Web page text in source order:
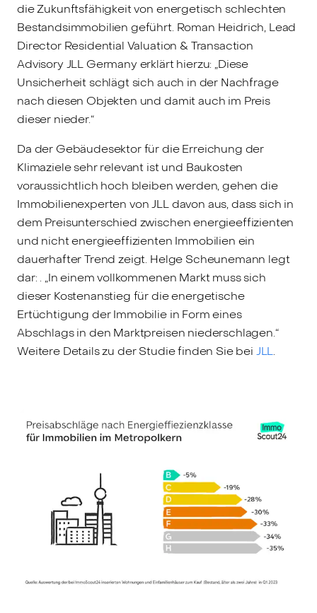
die Zukunftsfähigkeit von energetisch schlechten
Bestandsimmobilien geführt. Roman Heidrich, Lead
Director Residential Valuation & Transaction
Advisory JLL Germany erklärt hierzu: „Diese
Unsicherheit schlägt sich auch in der Nachfrage
nach diesen Objekten und damit auch im Preis
dieser nieder.“
Da der Gebäudesektor für die Erreichung der
Klimaziele sehr relevant ist und Baukosten
voraussichtlich hoch bleiben werden, gehen die
Immobilienexperten von JLL davon aus, dass sich in
dem Preisunterschied zwischen energieeffizienten
und nicht energieeffizienten Immobilien ein
dauerhafter Trend zeigt. Helge Scheunemann legt
dar: . „In einem vollkommenen Markt muss sich
dieser Kostenanstieg für die energetische
Ertüchtigung der Immobilie in Form eines
Abschlags in den Marktpreisen niederschlagen.“
Weitere Details zu der Studie finden Sie bei JLL.